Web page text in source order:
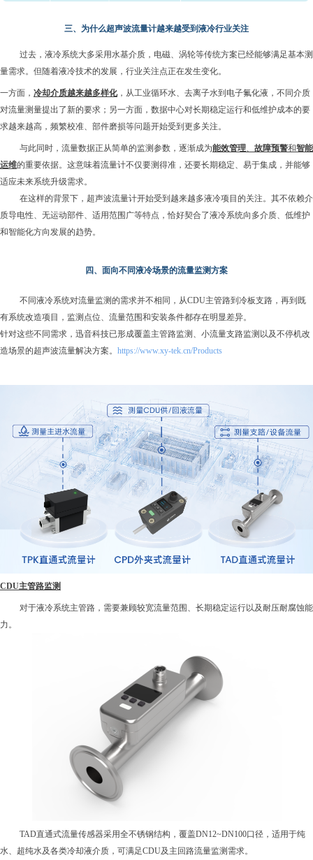
三、为什么超声波流量计越来越受到液冷行业关注
过去，液冷系统大多采用水基介质，电磁、涡轮等传统方案已经能够满足基本测
量需求。但随着液冷技术的发展，行业关注点正在发生变化。
一方面， 冷却介质越来越多样化，从工业循环水、去离子水到电子氟化液，不同介质
对流量测量提出了新的要求；另一方面，数据中心对长期稳定运行和低维护成本的要
求越来越高，频繁校准、部件磨损等问题开始受到更多关注。
与此同时，流量数据正从简单的监测参数，逐渐成为能效管理 故障预警和智能
运维的重要依据。这意味着流量计不仅要测得准，还要长期稳定、易于集成，并能够
适应未来系统升级需求。
在这样的背景下，超声波流量计开始受到越来越多液冷项目的关注。其不依赖介
质导电性、无运动部件、适用范围广等特点，恰好契合了液冷系统向多介质、低维护
和智能化方向发展的趋势。
四、 面向不同液冷场景的流量监测方案
不同液冷系统对流量监测的需求并不相同，从CDU主管路到冷板支路，再到既
有系统改造项目，监测点位、流量范围和安装条件都存在明显差异。
针对这些不同需求，迅音科技已形成覆盖主管路监测、小流量支路监测以及不停机改
造场景的超声波流量解决方案。 https://www.xy-tek.cn/Products
CDU主管路监测
对于液冷系统主管路，需要兼顾较宽流量范围、长期稳定运行以及耐压耐腐蚀能
力。
TAD直通式流量传感器采用全不锈钢结构，覆盖DN12~DN100口径，适用于纯
水、超纯水及各类冷却液介质，可满足CDU及主回路流量监测需求。